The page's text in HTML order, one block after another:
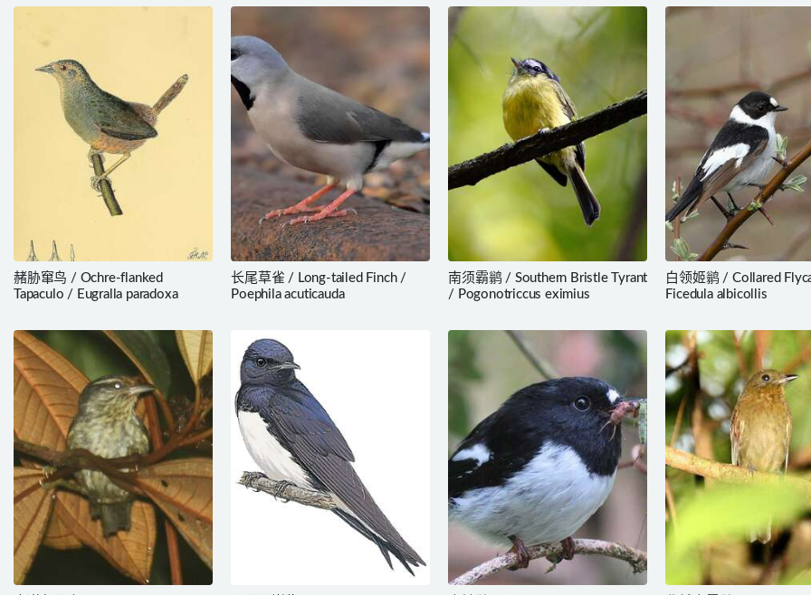
赭胁窜鸟 / Ochre-flanked
Tapaculo / Eugralla paradoxa
长尾草雀 / Long-tailed Finch /
Poephila acuticauda
南须霸鹟 / Southern Bristle Tyrant
/ Pogonotriccus eximius
白领姬鹟 / Collared
Ficedula albicollis